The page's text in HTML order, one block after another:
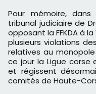
Pour mémoire,
tribunal judiciaire de
opposant la FFKDA à
plusieurs violations
relatives au
ce jour la Ligue corse
et régissent
comités de Haute-